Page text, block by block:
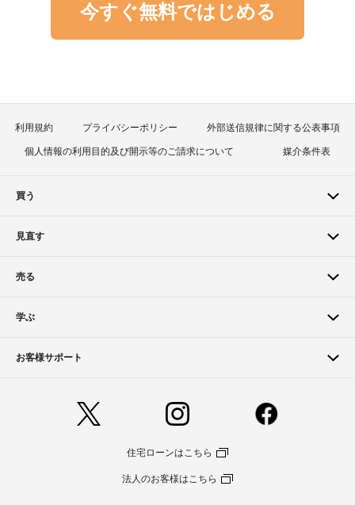
今すぐ無料ではじめる
利用規約 プライバシーポリシー 外部送信規律に関する公表事項
個人情報の利用目的及び開示等のご請求について 媒介条件表
買う
見直す
売る
学ぶ
お客様サポート
住宅ローンはこちら
法人のお客様はこちら